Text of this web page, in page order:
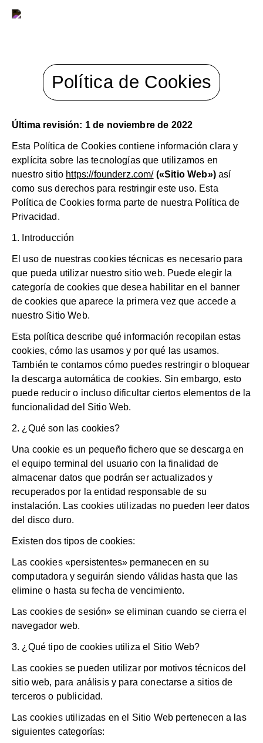
Política de Cookies
Última revisión: 1 de noviembre de 2022
Esta Política de Cookies contiene información clara y
explícita sobre las tecnologías que utilizamos en
nuestro sitio https://founderz.com/ («Sitio Web»)así
como sus derechos para restringir este uso. Esta
Política de Cookies forma parte de nuestra Política de
Privacidad.
1. Introducción
El uso de nuestras cookies técnicas es necesario para
que pueda utilizar nuestro sitio web. Puede elegir la
categoría de cookies que desea habilitar en el banner
de cookies que aparece la primera vez que accede a
nuestro Sitio Web.
Esta política describe qué información recopilan estas
cookies, cómo las usamos y por qué las usamos.
También te contamos cómo puedes restringir o bloquear
la descarga automática de cookies. Sin embargo, esto
puede reducir o incluso dificultar ciertos elementos de la
funcionalidad del Sitio Web.
2. ¿Qué son las cookies?
Una cookie es un pequeño fichero que se descarga en
el equipo terminal del usuario con la finalidad de
almacenar datos que podrán ser actualizados y
recuperados por la entidad responsable de su
instalación. Las cookies utilizadas no pueden leer datos
del disco duro.
Existen dos tipos de cookies:
Las cookies «persistentes» permanecen en su
computadora y seguirán siendo válidas hasta que las
elimine o hasta su fecha de vencimiento.
Las cookies de sesión» se eliminan cuando se cierra el
navegador web.
3. ¿Qué tipo de cookies utiliza el Sitio Web?
Las cookies se pueden utilizar por motivos técnicos del
sitio web, para análisis y para conectarse a sitios de
terceros o publicidad.
Las cookies utilizadas en el Sitio Web pertenecen a las
siguientes categorías: